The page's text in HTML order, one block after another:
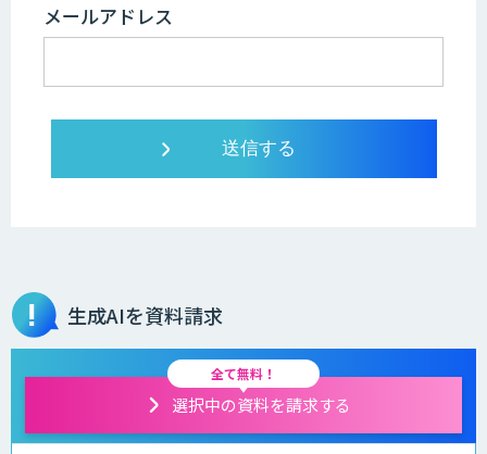
メールアドレス
生成AIを資料請求
全て無料！
選択中の資料を請求する